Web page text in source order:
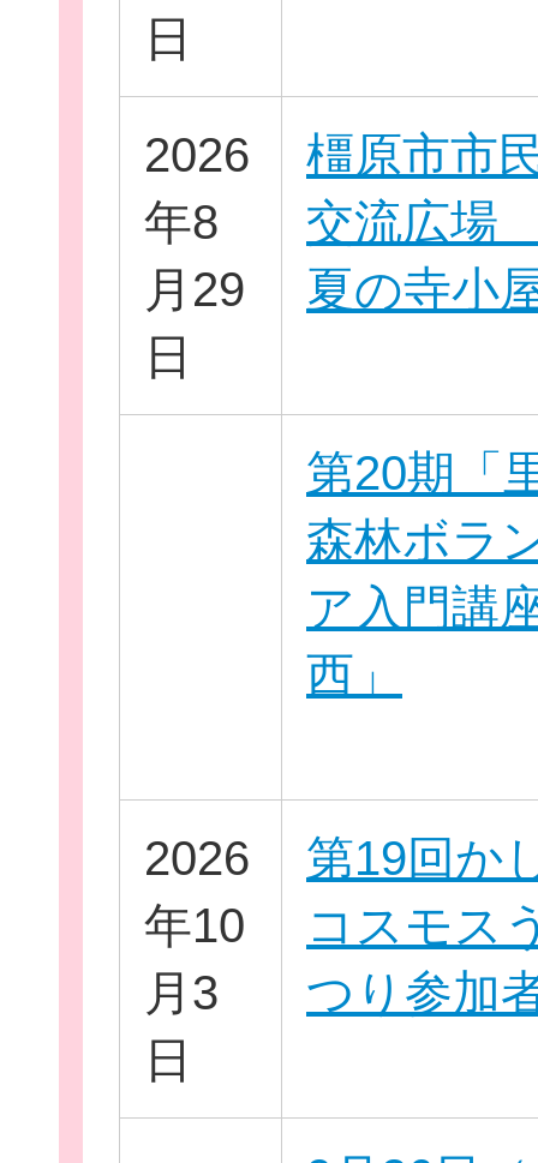
団体を探す
お役立ち情報
相談窓口一覧
ログイ
日
2026
年8
月29
日
橿原市市
交流広場
夏の寺小
第20期「
森林ボラ
ア入門講
西」
2026
年10
月3
日
第19回か
コスモス
つり参加